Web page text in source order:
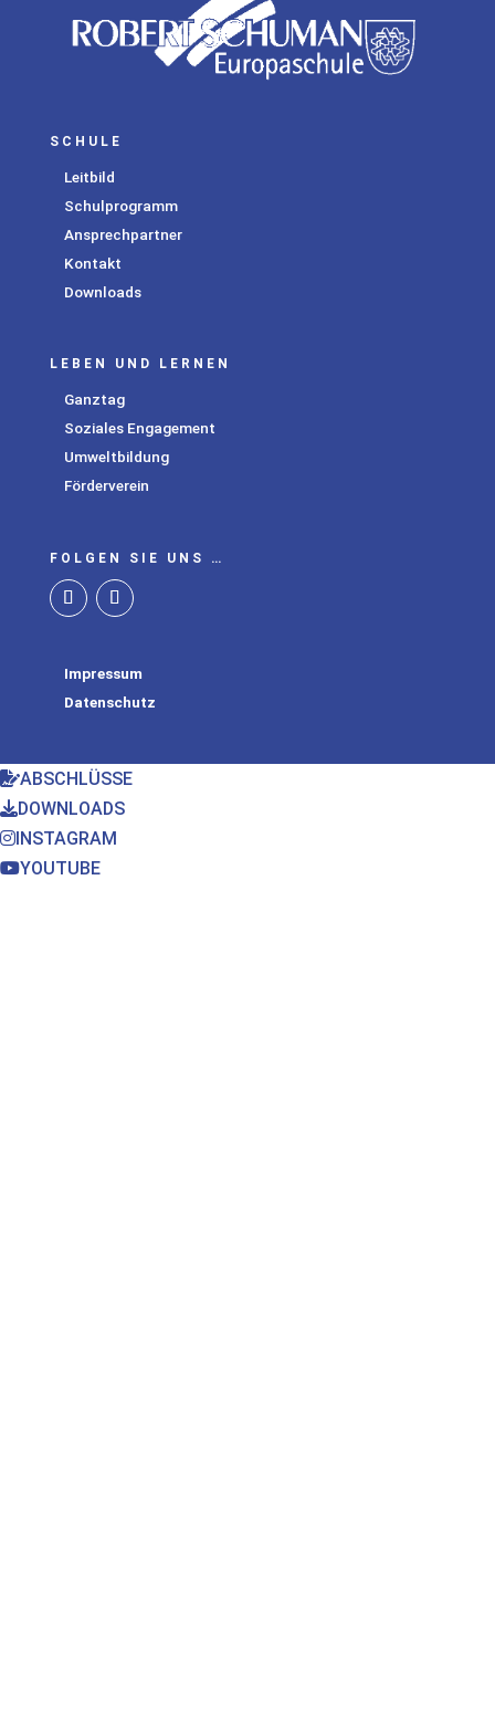
SCHULE
Leitbild
Schulprogramm
Ansprechpartner
Kontakt
Downloads
LEBEN UND LERNEN
Ganztag
Soziales Engagement
Umweltbildung
Förderverein
FOLGEN SIE UNS …
Impressum
Datenschutz
ABSCHLÜSSE
DOWNLOADS
INSTAGRAM
YOUTUBE